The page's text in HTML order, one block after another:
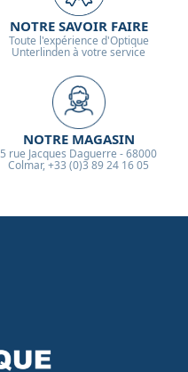
NOTRE SAVOIR FAIRE
Toute l'expérience d'Optique
Unterlinden à votre service
NOTRE MAGASIN
5 rue Jacques Daguerre - 68000
Colmar, +33 (0)3 89 24 16 05